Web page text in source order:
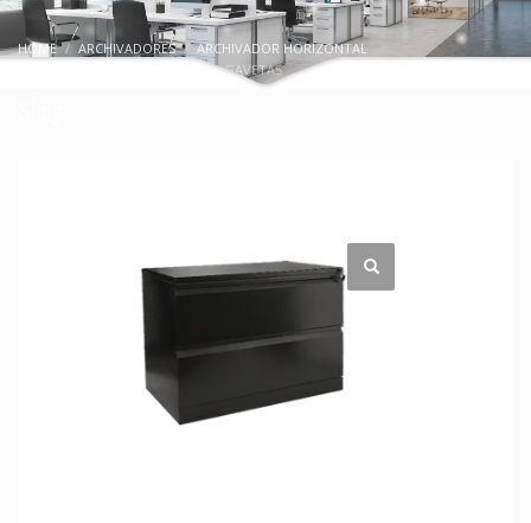
HOME ARCHIVADORES
ARCHIVADOR HORIZONTAL
ARCHIVADOR HORIZONTAL 2 GAVETAS